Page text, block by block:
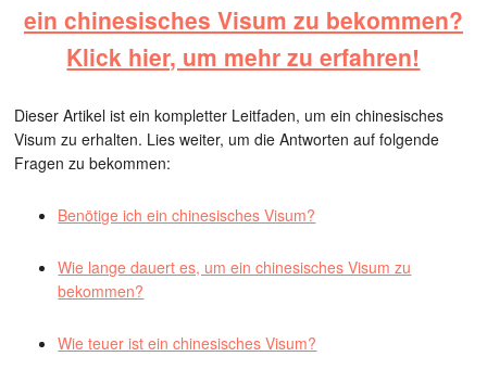
ein chinesisches Visum zu bekommen?
Klick hier, um mehr zu erfahren!
Dieser Artikel ist ein kompletter Leitfaden, um ein chinesisches
Visum zu erhalten. Lies weiter, um die Antworten auf folgende
Fragen zu bekommen:
Benötige ich ein chinesisches Visum?
Wie lange dauert es, um ein chinesisches Visum zu
bekommen?
Wie teuer ist ein chinesisches Visum?